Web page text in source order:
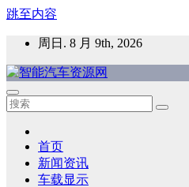
跳至内容
周日. 8 月 9th, 2026
智能汽车资源网
智能表面，智能内饰，新能源
首页
新闻资讯
车载显示